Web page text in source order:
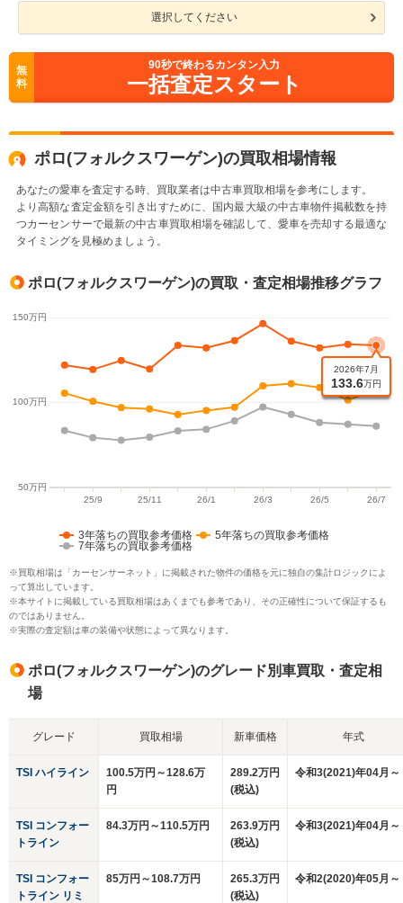
選択してください
無
料
90秒で終わるカンタン入力
一括査定スタート
ポロ(フォルクスワーゲン)の買取相場情報
あなたの愛車を査定する時、買取業者は中古車買取相場を参考にします。
より高額な査定金額を引き出すために、国内最大級の中古車物件掲載数を持
つカーセンサーで最新の中古車買取相場を確認して、愛車を売却する最適な
タイミングを見極めましょう。
ポロ(フォルクスワーゲン)の買取・査定相場推移グラフ
3年落ちの買取参考価格
5年落ちの買取参考価格
7年落ちの買取参考価格
※買取相場は「カーセンサーネット」に掲載された物件の価格を元に独自の集計ロジックによ
って算出しています。
※本サイトに掲載している買取相場はあくまでも参考であり、その正確性について保証するも
のではありません。
※実際の査定額は車の装備や状態によって異なります。
ポロ(フォルクスワーゲン)のグレード別車買取・査定相
場
グレード 買取相場 新車価格 年式
TSI ハイライン
100.5万円～128.6万
円
289.2万円
(税込)
令和3(2021)年04月～
TSI コンフォー
トライン
84.3万円～110.5万円
263.9万円
(税込)
令和3(2021)年04月～
TSI コンフォー
トライン リミ
85万円～108.7万円
265.3万円
(税込)
令和2(2020)年05月～